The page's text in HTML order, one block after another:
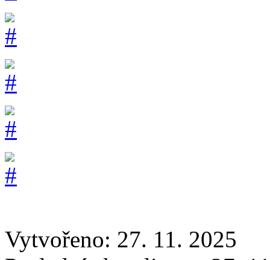
Vytvořeno: 27. 11. 2025